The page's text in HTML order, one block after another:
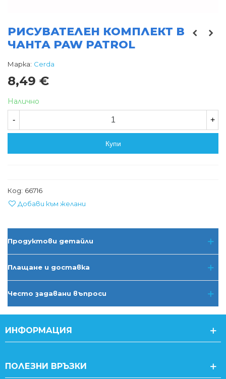
РИСУВАТЕЛЕН КОМПЛЕКТ В
ЧАНТА PAW PATROL
Марка: Cerda
8,49 €
Налично
- +
Купи
Код: 66716
Добави към желани
Продуктови детайли
Плащане и доставка
Често задавани въпроси
ИНФОРМАЦИЯ
ПОЛЕЗНИ ВРЪЗКИ